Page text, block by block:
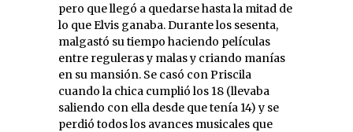
pero que llegó a quedarse hasta la mitad de
lo que Elvis ganaba. Durante los sesenta,
malgastó su tiempo haciendo películas
entre reguleras y malas y criando manías
en su mansión. Se casó con Priscila
cuando la chica cumplió los 18 (llevaba
saliendo con ella desde que tenía 14) y se
perdió todos los avances musicales que